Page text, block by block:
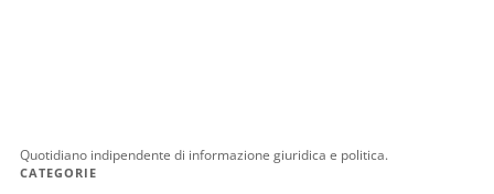
Quotidiano indipendente di informazione giuridica e politica.
CATEGORIE